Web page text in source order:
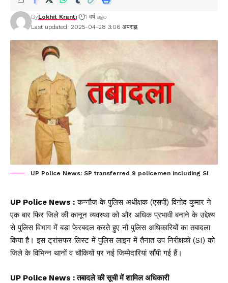
Last updated: 2025-04-28 3:06 अपराह्न
ByLokhit Kranti 1 वर्ष ago
UP Police News: SP transferred 9 policemen including SI
UP Police News : कन्नौज के पुलिस अधीक्षक (एसपी) विनोद कुमार ने
एक बार फिर जिले की कानून व्यवस्था को और अधिक प्रभावी बनाने के उद्देश्य
से पुलिस विभाग में बड़ा फेरबदल करते हुए नौ पुलिस अधिकारियों का तबादला
किया है। इस ट्रांसफर लिस्ट में पुलिस लाइन में तैनात उप निरीक्षकों (SI) को
जिले के विभिन्न थानों व चौकियों पर नई जिम्मेदारियां सौंपी गई हैं।
UP Police News : तबादले की सूची में शामिल अधिकारी